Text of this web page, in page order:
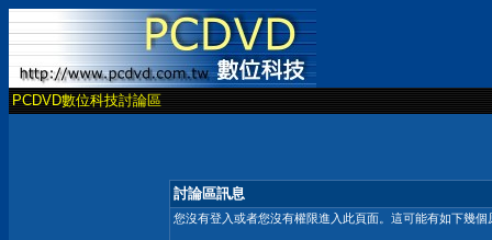
PCDVD數位科技討論區
討論區訊息
您沒有登入或者您沒有權限進入此頁面。這可能有如下幾個